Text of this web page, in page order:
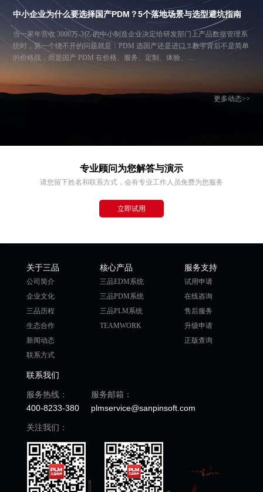
中小企业为什么要选择国产PDM？5个落地场景与选型避坑指南
当一家年营收 3000万-3亿 的中小制造企业决定给研发部门上产品数据管理系
统时，第一个绕不开的问题就是：PDM 选国产还是进口？数字背后不是简单
的价格战，而是国产 PDM 在价格、服务、定制、体验、…
更多动态>>
专业顾问为您解答与演示
请您留下姓名和联系方式，会有专业工作人员免费为您服务
立即试用
关于三品
公司简介
企业文化
三品历程
生态合作
新闻动态
联系方式
核心产品
三品EDM系统
三品PDM系统
三品PLM系统
TEAMWORK
服务支持
试用申请
在线咨询
售后服务
升级申请
正版查询
联系我们
服务热线：
400-8233-380
服务邮箱：
plmservice@sanpinsoft.com
关注我们：